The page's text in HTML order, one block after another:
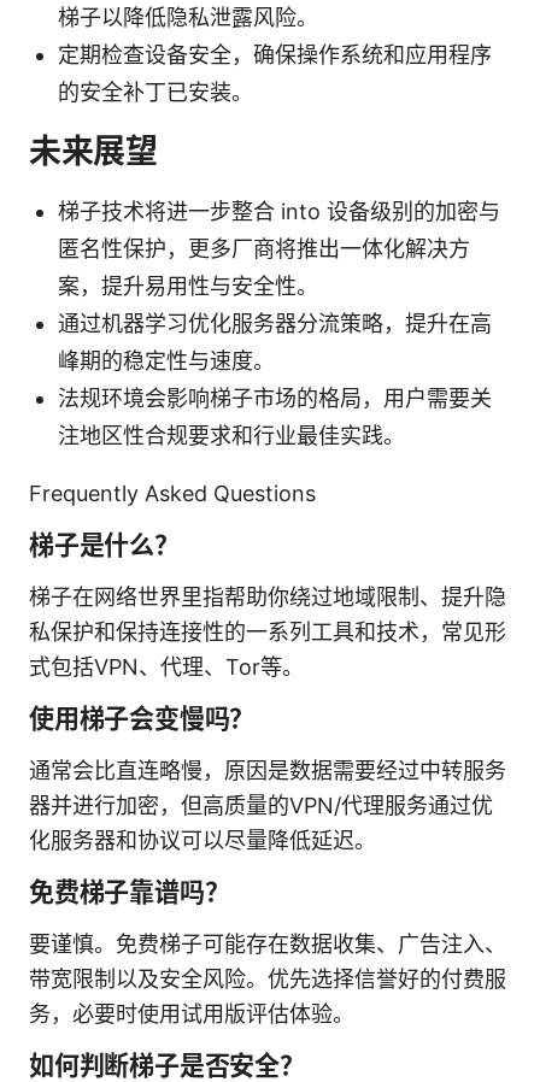
梯子以降低隐私泄露风险。
定期检查设备安全，确保操作系统和应用程序
的安全补丁已安装。
未来展望
梯子技术将进一步整合 into 设备级别的加密与
匿名性保护，更多厂商将推出一体化解决方
案，提升易用性与安全性。
通过机器学习优化服务器分流策略，提升在高
峰期的稳定性与速度。
法规环境会影响梯子市场的格局，用户需要关
注地区性合规要求和行业最佳实践。
Frequently Asked Questions
梯子是什么？
梯子在网络世界里指帮助你绕过地域限制、提升隐
私保护和保持连接性的一系列工具和技术，常见形
式包括VPN、代理、Tor等。
使用梯子会变慢吗？
通常会比直连略慢，原因是数据需要经过中转服务
器并进行加密，但高质量的VPN/代理服务通过优
化服务器和协议可以尽量降低延迟。
免费梯子靠谱吗？
要谨慎。免费梯子可能存在数据收集、广告注入、
带宽限制以及安全风险。优先选择信誉好的付费服
务，必要时使用试用版评估体验。
如何判断梯子是否安全？